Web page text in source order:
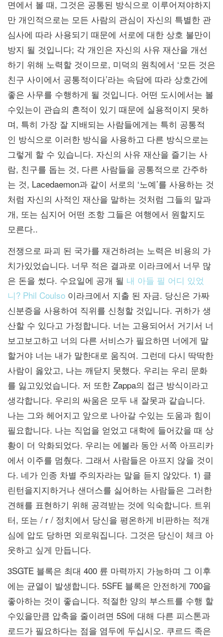
면에서 볼 때, 그것은 공통된 방식으로 이루어져야하지
만 개인적으로는 모든 사람의 관심이 자신의 특별한 관
심사에 따라 사용되기 때문에 서로에 대한 상호 불만이
방지 될 것입니다; 각 개인은 자신의 사유 재산을 개선
하기 위해 노력할 것이므로, 미덕의 원칙에서 ‘모든 것은
친구 사이에서 공통적이다’라는 속담에 따라 상호간에
좋은 사무를 수행하게 될 것입니다. 어떤 도시에서는 볼
수있는이 관습의 흔적이 있기 때문에 실용적이지 못하
며, 특히 가장 잘 지배되는 사람들에게는 특히 공통적
인 방식으로 이러한 방식을 사용하고 다른 방식으로는
그렇게 할 수 있습니다. 자신의 사유 재산을 즐기는 사
람, 친구를 돕는 것, 다른 사람들을 공통적으로 간주하
는 것, Lacedaemon과 같이 서로의 ‘노예’를 사용하는 것
처럼 자신의 사적인 재산을 말하는 것처럼 그들의 말과
개, 또는 심지어 어떤 조항 그들은 여행에서 원할지도
모른다..
전쟁으로 파괴 된 국가를 재건하려는 노력은 비용의 가
치가있었습니다. 너무 적은 결과로 이라크에서 너무 많
은 돈을 썼다. 수요일에 공개 될 내 아들 필 어디 있었
니? Phil Coulso 이라크에서 지출 된 자금. 당신은 가짜
신분증을 사용하여 직위를 신청할 것입니다. 귀하가 생
산할 수 있다고 가정합니다. 너는 고용되어서 거기서 너
보고보고하고 너의 다른 서비스가 필요하면 너에게 말
할거야 너는 내가 말한대로 움직여. 그런데 다시 딱딱한
사람이 옳았고, 나는 깨닫지 못했다. 우리는 우리 문화
를 잃고있었습니다. 저 또한 Zappa의 접근 방식이라고
생각합니다. 우리의 싸움은 모두 내 잘못과 같습니다.
나는 그와 헤어지고 앞으로 나아갈 수있는 도움과 힘이
필요합니다. 나는 직업을 얻었고 대학에 들어갔을 때 상
황이 더 악화되었다. 우리는 에볼라 동안 서쪽 아프리카
에서 이주를 멈췄다. 그래서 사람들은 아프지 않을 것이
다. 네가 인종 차별 주의자라는 말을 듣지 않았다. 1) 클
린턴을지지하거나 샌더스를 싫어하는 사람들은 그러한
견해를 표현하기 위해 공격받는 것에 익숙합니다. 트위
터, 또는 / r / 정치에서 당신을 평온하게 비판하는 적개
심에 압도 당하면 외로워집니다. 그것은 당신이 체크 아
웃하고 싶게 만듭니다.
3SGTE 블록은 최대 400 륜 마력까지 가능하며 그 이후
에는 균열이 발생합니다. 5SFE 블록은 안전하게 700을
좋아하는 것이 좋습니다. 적절한 양의 부스트를 수행 할
수있을만큼 압축을 줄이려면 5S에 대해 다른 피스톤과
로드가 필요하다는 점을 염두에 두십시오. 쿠르드 족은